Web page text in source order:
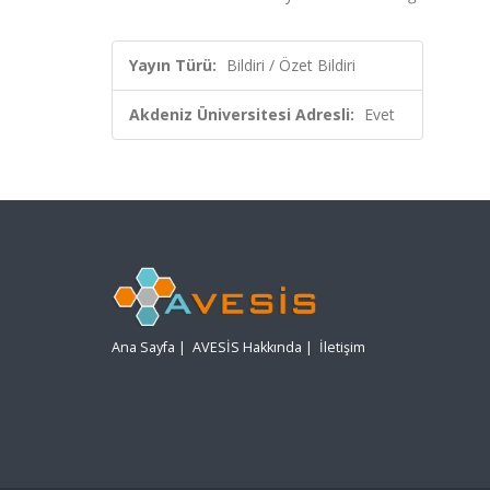
Yayın Türü: Bildiri / Özet Bildiri
Akdeniz Üniversitesi Adresli: Evet
Ana Sayfa | AVESİS Hakkında | İletişim